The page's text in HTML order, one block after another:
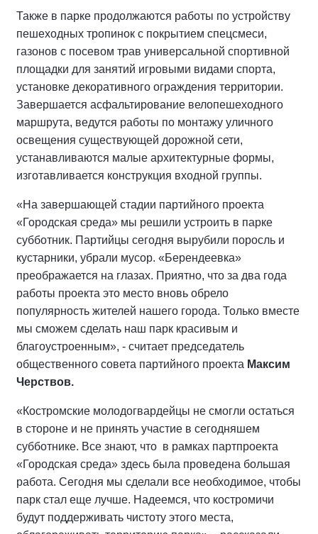
Также в парке продолжаются работы по устройству
пешеходных тропинок с покрытием спецсмеси,
газонов с посевом трав универсальной спортивной
площадки для занятий игровыми видами спорта,
установке декоративного ограждения территории.
Завершается асфальтирование велопешеходного
маршрута, ведутся работы по монтажу уличного
освещения существующей дорожной сети,
устанавливаются малые архитектурные формы,
изготавливается конструкция входной группы.
«На завершающей стадии партийного проекта
«Городская среда» мы решили устроить в парке
субботник. Партийцы сегодня вырубили поросль и
кустарники, убрали мусор. «Берендеевка»
преображается на глазах. Приятно, что за два года
работы проекта это место вновь обрело
популярность жителей нашего города. Только вместе
мы сможем сделать наш парк красивым и
благоустроенным», - считает председатель
общественного совета партийного проекта Максим
Черствов.
«Костромские молодогвардейцы не смогли остаться
в стороне и не принять участие в сегодняшем
субботнике. Все знают, что в рамках партпроекта
«Городская среда» здесь была проведена большая
работа. Сегодня мы сделали все необходимое, чтобы
парк стал еще лучше. Надеемся, что костромичи
будут поддерживать чистоту этого места,